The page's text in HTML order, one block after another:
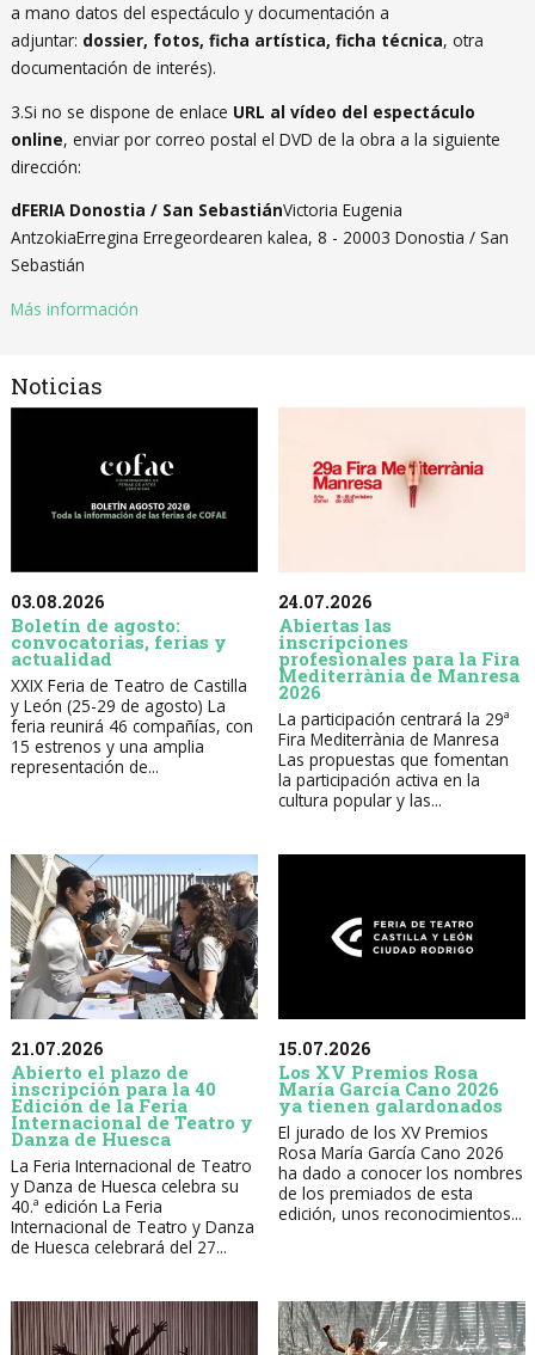
a mano datos del espectáculo y documentación a
adjuntar: dossier, fotos, ficha artística, ficha técnica, otra
documentación de interés).
3.Si no se dispone de enlace URL al vídeo del espectáculo
online, enviar por correo postal el DVD de la obra a la siguiente
dirección:
dFERIA Donostia / San SebastiánVictoria Eugenia
AntzokiaErregina Erregeordearen kalea, 8 - 20003 Donostia / San
Sebastián
Más información
Noticias
03.08.2026
Boletín de agosto:
convocatorias, ferias y
actualidad
XXIX Feria de Teatro de Castilla
y León (25-29 de agosto) La
feria reunirá 46 compañías, con
15 estrenos y una amplia
representación de...
24.07.2026
Abiertas las
inscripciones
profesionales para la Fira
Mediterrània de Manresa
2026
La participación centrará la 29ª
Fira Mediterrània de Manresa
Las propuestas que fomentan
la participación activa en la
cultura popular y las...
21.07.2026
Abierto el plazo de
inscripción para la 40
Edición de la Feria
Internacional de Teatro y
Danza de Huesca
La Feria Internacional de Teatro
y Danza de Huesca celebra su
40.ª edición La Feria
Internacional de Teatro y Danza
de Huesca celebrará del 27...
15.07.2026
Los XV Premios Rosa
María García Cano 2026
ya tienen galardonados
El jurado de los XV Premios
Rosa María García Cano 2026
ha dado a conocer los nombres
de los premiados de esta
edición, unos reconocimientos...